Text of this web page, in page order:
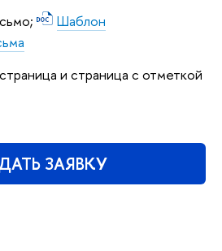
Шаблон
и страница с отметкой
ЗАЯВКУ